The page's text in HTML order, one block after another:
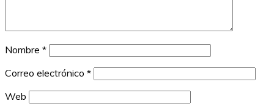
Nombre *
Correo electrónico *
Web